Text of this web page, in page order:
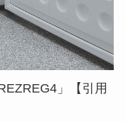
」【引用